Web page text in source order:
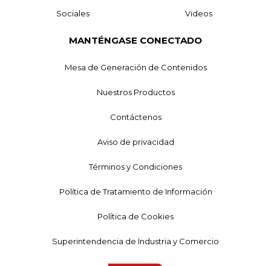
Sociales Videos
MANTÉNGASE CONECTADO
Mesa de Generación de Contenidos
Nuestros Productos
Contáctenos
Aviso de privacidad
Términos y Condiciones
Política de Tratamiento de Información
Política de Cookies
Superintendencia de Industria y Comercio